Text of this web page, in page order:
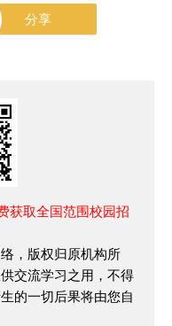
分享
获取全国范围校园招
，版权归原机构所
交流学习之用，不得
的一切后果将由您自